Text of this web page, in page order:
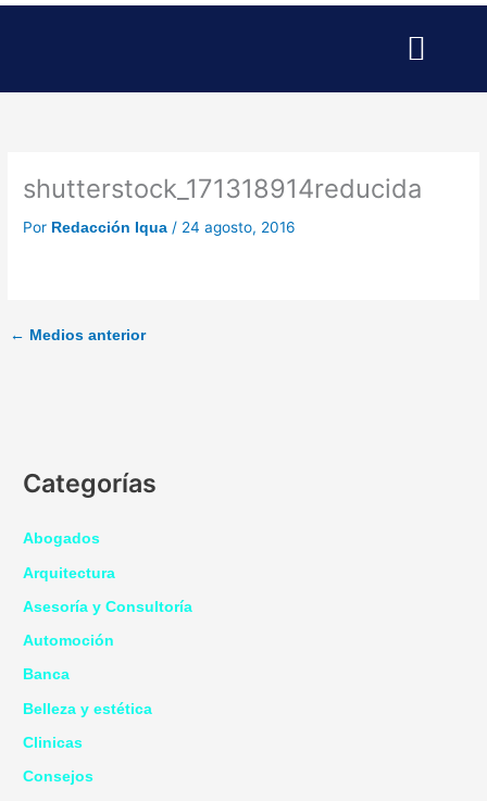
Ir
shutterstock_171318914reducida
Por Redacción Iqua/ 24 agosto, 2016
← Medios anterior
Categorías
Abogados
Arquitectura
Asesoría y Consultoría
Automoción
Banca
Belleza y estética
Clinicas
Consejos